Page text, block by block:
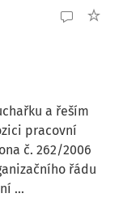
a řeším
pracovní
č. 262/2006
řádu
...